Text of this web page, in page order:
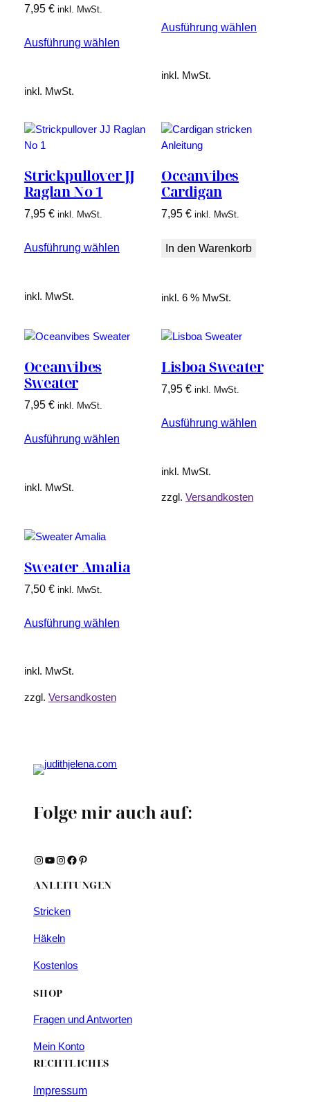
7,95 € inkl. MwSt.
Ausführung wählen
inkl. MwSt.
Ausführung wählen
inkl. MwSt.
Strickpullover JJ
Raglan No 1
7,95 € inkl. MwSt.
Ausführung wählen
inkl. MwSt.
Oceanvibes
Cardigan
7,95€ inkl. MwSt.
In den Warenkorb
inkl. 6 % MwSt.
Oceanvibes
Sweater
7,95 € inkl. MwSt.
Ausführung wählen
inkl. MwSt.
Lisboa Sweater
7,95€ inkl. MwSt.
Ausführung wählen
inkl. MwSt.
zzgl.Versandkosten
Sweater Amalia
7,50 € inkl. MwSt.
Ausführung wählen
inkl. MwSt.
zzgl. Versandkosten
Folge mir auch auf:
Instagram YouTube Instagram Facebook Pinterest
ANLEITUNGEN
Stricken
Häkeln
Kostenlos
SHOP
Fragen und Antworten
Mein Konto
RECHTLICHES
Impressum